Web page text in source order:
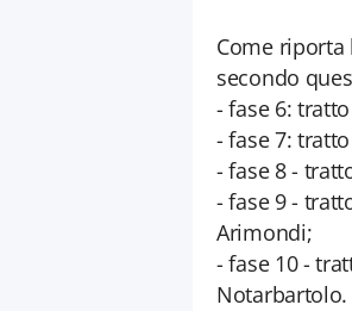
Come
secondo
- fase 6:
- fase 7:
- fase 8 -
- fase 9 -
Arimondi;
- fase 10 -
Notarbartolo.